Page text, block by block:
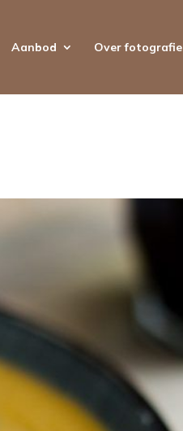
Aanbod Over fotografie